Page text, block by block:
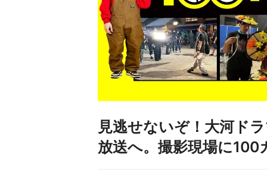
見逃せないぞ！大河ド
放送へ。撮影現場に100